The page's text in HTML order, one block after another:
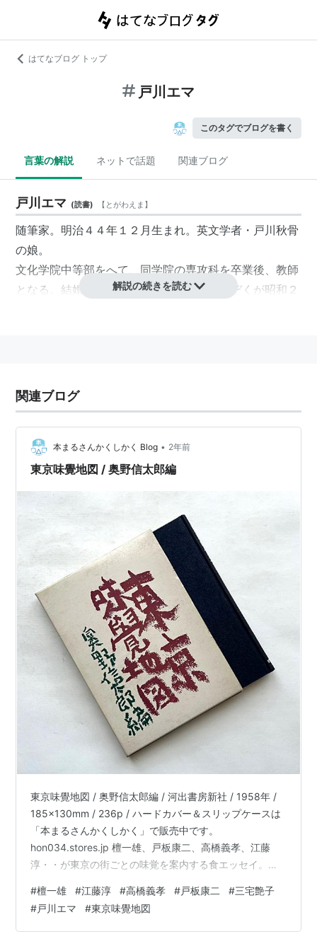
はてなブログ トップ
戸川エマ
このタグでブログを書く
言葉の解説 ネットで話題 関連ブログ
戸川エマ (読書) 【 とがわえま 】
随筆家。明治４４年１２月生まれ。英文学者・戸川秋骨
の娘。
文化学院中等部をへて、同学院の専攻科を卒業後、教師
となる。結婚、育児のため一時教職をしりぞくが昭和２
を生きる」「一期一会抄」など多数。
解説の続きを読む
関連ブログ
本まるさんかくしかく Blog • 2年前
東京味覺地図 / 奥野信太郎編
東京味覺地図 / 奥野信太郎編 / 河出書房新社 / 1958年 /
185x130mm / 236p / ハードカバー＆スリップケースは
「本まるさんかくしかく」で販売中です。
hon034.stores.jp 檀一雄、戸板康二、高橋義孝、江藤
淳・・が東京の街ごとの味覚を案内する食エッセイ。い
戸川エマさんの「東京の喫茶店」は、なかなか出会えな
いもので、70年近くも前の貴重な資料じゃなかろうか。
#檀一雄 #江藤淳 #高橋義孝 #戸板康二 #三宅艶子
#戸川エマ #東京味覺地図